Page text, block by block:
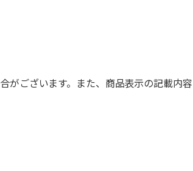
ございます。また、商品表示の記載内